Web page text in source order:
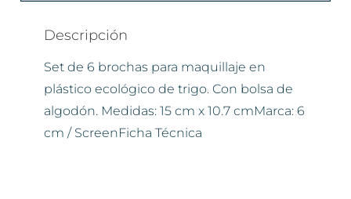
Descripción
Set de 6 brochas para maquillaje en
plástico ecológico de trigo. Con bolsa de
algodón. Medidas: 15 cm x 10.7 cmMarca: 6
cm / ScreenFicha Técnica